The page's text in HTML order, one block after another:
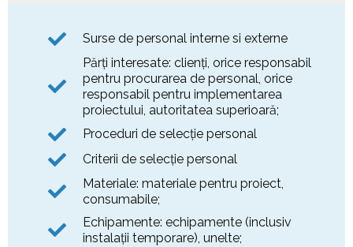
Surse de personal interne si externe
Părţi interesate: clienţi, orice responsabil
pentru procurarea de personal, orice
responsabil pentru implementarea
proiectului, autoritatea superioară;
Proceduri de selecţie personal
Criterii de selecţie personal
Materiale: materiale pentru proiect,
consumabile;
Echipamente: echipamente (inclusiv
instalaţii temporare), unelte;